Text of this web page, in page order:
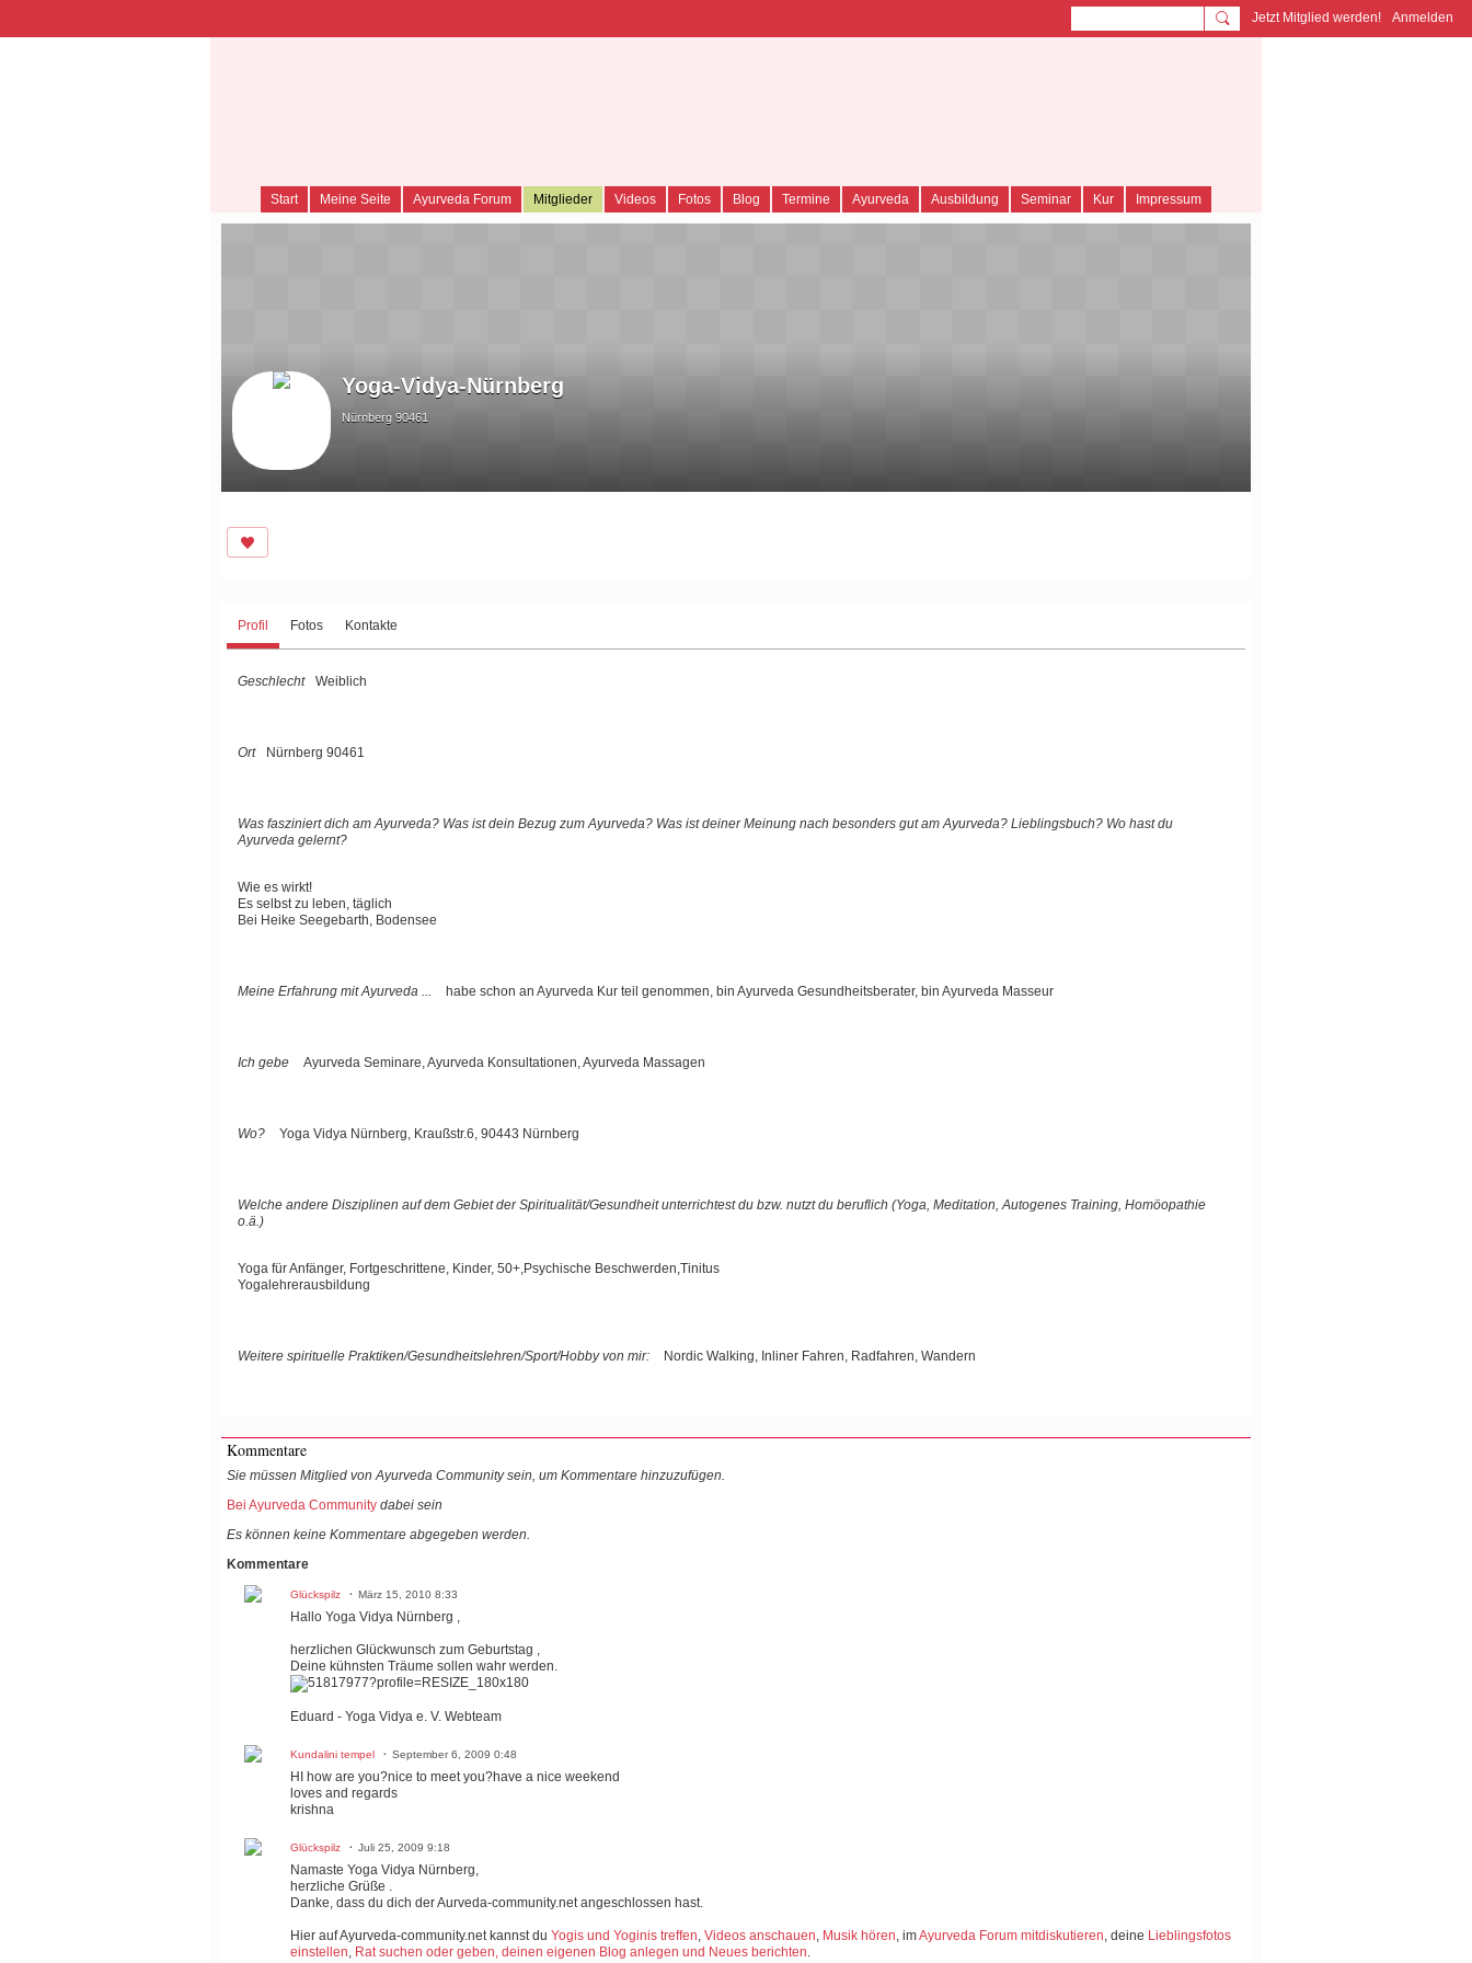
Jetzt Mitglied werden! Anmelden
Start Meine Seite Ayurveda Forum Mitglieder Videos Fotos Blog Termine Ayurveda Ausbildung Seminar Kur Impressum
Yoga-Vidya-Nürnberg
Nürnberg 90461
Profil Fotos Kontakte
Geschlecht Weiblich
Ort Nürnberg 90461
Was fasziniert dich am Ayurveda? Was ist dein Bezug zum Ayurveda? Was ist deiner Meinung nach besonders gut am Ayurveda? Lieblingsbuch? Wo hast du
Ayurveda gelernt?
Wie es wirkt!
Es selbst zu leben, täglich
Bei Heike Seegebarth, Bodensee
Meine Erfahrung mit Ayurveda ... habe schon an Ayurveda Kur teil genommen, bin Ayurveda Gesundheitsberater, bin Ayurveda Masseur
Ich gebe Ayurveda Seminare, Ayurveda Konsultationen, Ayurveda Massagen
Wo? Yoga Vidya Nürnberg, Kraußstr.6, 90443 Nürnberg
Welche andere Disziplinen auf dem Gebiet der Spiritualität/Gesundheit unterrichtest du bzw. nutzt du beruflich (Yoga, Meditation, Autogenes Training, Homöopathie
o.ä.)
Yoga für Anfänger, Fortgeschrittene, Kinder, 50+,Psychische Beschwerden,Tinitus
Yogalehrerausbildung
Weitere spirituelle Praktiken/Gesundheitslehren/Sport/Hobby von mir: Nordic Walking, Inliner Fahren, Radfahren, Wandern
Kommentare
Sie müssen Mitglied von Ayurveda Community sein, um Kommentare hinzuzufügen.
Bei Ayurveda Community dabei sein
Es können keine Kommentare abgegeben werden.
Kommentare
Glückspilz März 15, 2010 8:33
Hallo Yoga Vidya Nürnberg ,
herzlichen Glückwunsch zum Geburtstag ,
Deine kühnsten Träume sollen wahr werden.
Eduard - Yoga Vidya e. V. Webteam
Kundalini tempel September 6, 2009 0:48
HI how are you?nice to meet you?have a nice weekend
loves and regards
krishna
Glückspilz Juli 25, 2009 9:18
Namaste Yoga Vidya Nürnberg,
herzliche Grüße .
Danke, dass du dich der Aurveda-community.net angeschlossen hast.
Hier auf Ayurveda-community.net kannst du Yogis und Yoginis treffen, Videos anschauen, Musik hören, imAyurveda Forum mitdiskutieren, deine Lieblingsfotos
einstellen, Rat suchen oder geben, deinen eigenen Blog anlegen und Neues berichten.